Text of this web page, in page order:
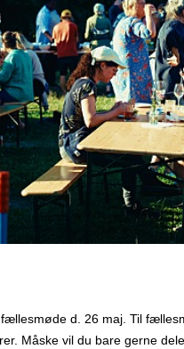
d. 26 maj. Til
Måske vil du bare gerne